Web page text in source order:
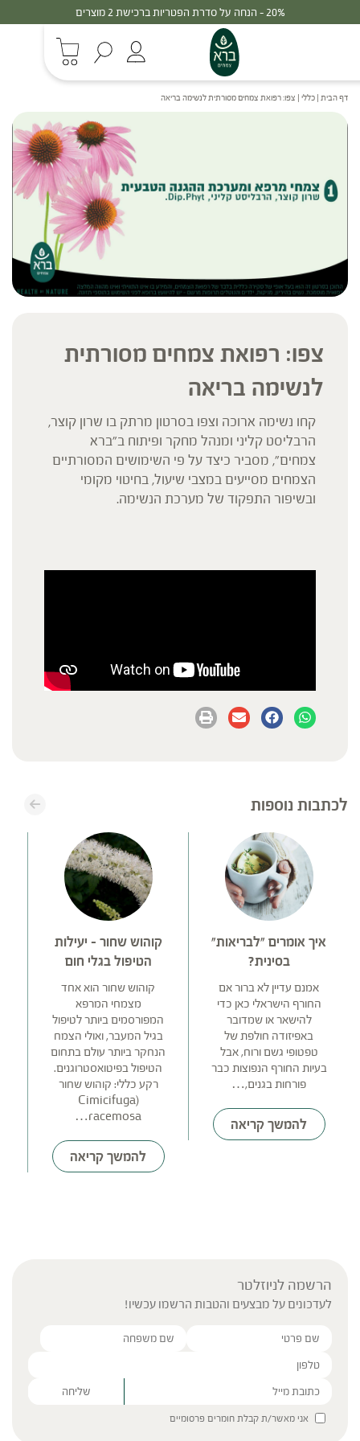
20% - הנחה על סדרת הפטריות ברכישת 2 מוצרים
דף הבית | כללי | צפו: רפואת צמחים מסורתית לנשימה בריאה
צפו: רפואת צמחים מסורתית
לנשימה בריאה
קחו נשימה ארוכה וצפו בסרטון מרתק בו שרון קוצר,
הרבליסט קליני ומנהל מחקר ופיתוח ב"ברא
צמחים", מסביר כיצד על פי השימושים המסורתיים
הצמחים מסייעים במצבי שיעול, בחיטוי מקומי
ובשיפור התפקוד של מערכת הנשימה.
לכתבות נוספות
איך אומרים "לבריאות"
בסינית?
אמנם עדיין לא ברור אם
החורף הישראלי כאן כדי
להישאר או שמדובר
באפיזודה חולפת של
טפטופי גשם ורוח, אבל
בעיות החורף הנפוצות כבר
פורחות בגנים,…
להמשך קריאה
קוהוש שחור – יעילות
הטיפול בגלי חום
קוהוש שחור הוא אחד
מצמחי המרפא
המפורסמים ביותר לטיפול
בגיל המעבר, ואולי הצמח
הנחקר ביותר עולם בתחום
הטיפול בפיטואסטרוגנים.
רקע כללי: קוהוש שחור
(Cimicifuga
racemosa…
להמשך קריאה
הרשמה לניוזלטר
לעדכונים על מבצעים והטבות הרשמו עכשיו!
Please leave this field empty.
אני מאשר/ת קבלת חומרים פרסומיים